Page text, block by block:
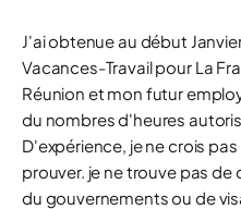
J'ai obtenue au début
Vacances-Travail pour La
Réunion et mon futur
du nombres d'heures
D'expérience, je ne crois
prouver. je ne trouve pas
du gouvernements ou de